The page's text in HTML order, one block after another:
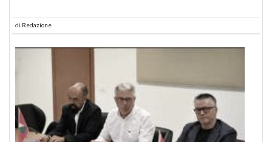
di Redazione